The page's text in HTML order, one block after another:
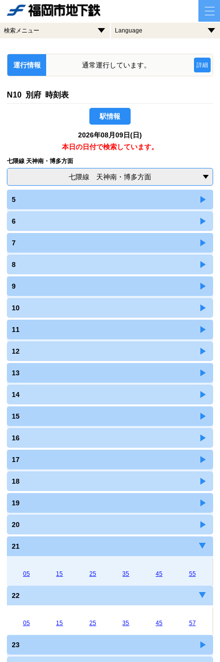
検索メニュー Language
運行情報 通常運行しています。 詳細
N10 別府 時刻表
駅情報
2026年08月09日(日)
本日の日付で検索しています。
七隈線 天神南・博多方面
七隈線 天神南・博多方面
5
6
7
8
9
10
11
12
13
14
15
16
17
18
19
20
21
05 15 25 35 45 55
22
05 15 25 35 45 57
23